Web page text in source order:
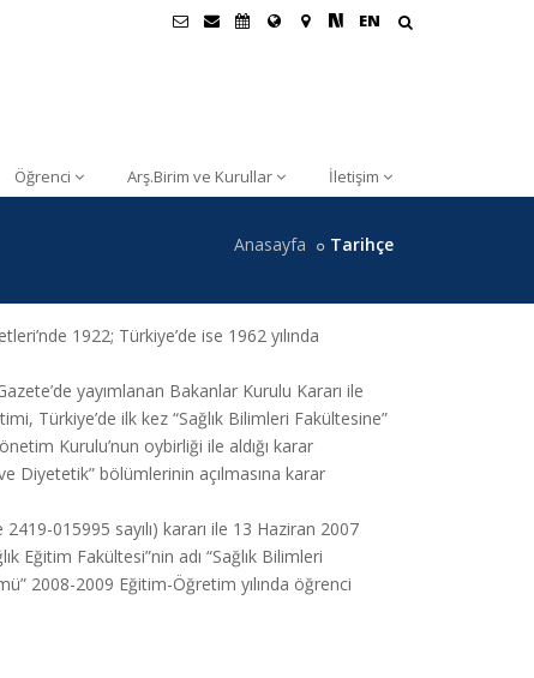
EN
Öğrenci Arş.Birim ve Kurullar İletişim
Anasayfa Tarihçe
1922; Türkiye’de ise 1962 yılında
yayımlanan Bakanlar Kurulu Kararı ile
Türkiye’de ilk kez “Sağlık Bilimleri Fakültesine”
Kurulu’nun oybirliği ile aldığı karar
Diyetetik” bölümlerinin açılmasına karar
015995 sayılı) kararı ile 13 Haziran 2007
Eğitim Fakültesi”nin adı “Sağlık Bilimleri
2008-2009 Eğitim-Öğretim yılında öğrenci